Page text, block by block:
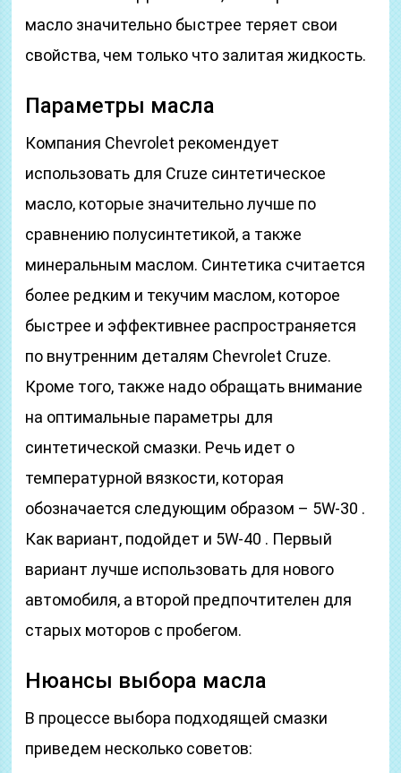
масло значительно быстрее теряет свои
свойства, чем только что залитая жидкость.
Параметры масла
Компания Chevrolet рекомендует
использовать для Cruze синтетическое
масло, которые значительно лучше по
сравнению полусинтетикой, а также
минеральным маслом. Синтетика считается
более редким и текучим маслом, которое
быстрее и эффективнее распространяется
по внутренним деталям Chevrolet Cruze.
Кроме того, также надо обращать внимание
на оптимальные параметры для
синтетической смазки. Речь идет о
температурной вязкости, которая
обозначается следующим образом – 5W-30 .
Как вариант, подойдет и 5W-40 . Первый
вариант лучше использовать для нового
автомобиля, а второй предпочтителен для
старых моторов с пробегом.
Нюансы выбора масла
В процессе выбора подходящей смазки
приведем несколько советов: